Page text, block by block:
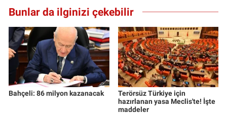
Bunlar da ilginizi çekebilir
Bahçeli: 86 milyon kazanacak
Terörsüz Türkiye için
hazırlanan yasa Meclis'te! İşte
maddeler